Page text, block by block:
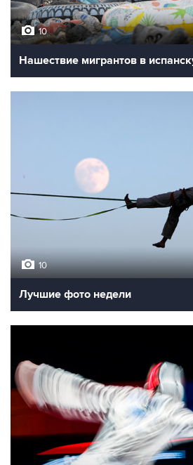
10
Нашествие мигрантов в
10
Лучшие фото недели